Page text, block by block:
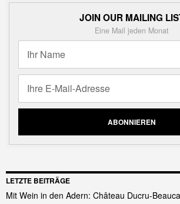
JOIN OUR MAILING
Eine Mail jeden Monat
LETZTE BEITRÄGE
Mit Wein in den Adern: Château Ducru-